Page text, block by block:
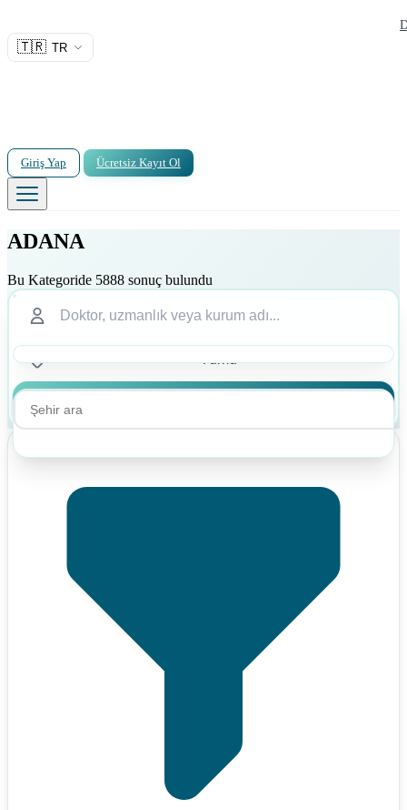
🇹🇷 TR
Giriş Yap Ücretsiz Kayıt Ol
ADANA
Bu Kategoride 5888 sonuç bulundu